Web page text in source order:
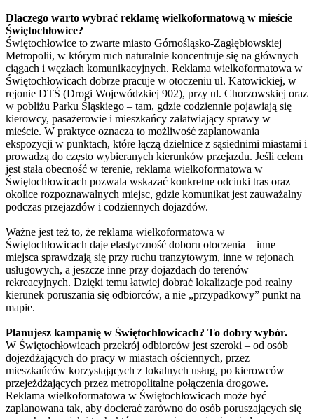
Dlaczego warto wybrać reklamę wielkoformatową w mieście
Świętochłowice?
Świętochłowice to zwarte miasto Górnośląsko-Zagłębiowskiej
Metropolii, w którym ruch naturalnie koncentruje się na głównych
ciągach i węzłach komunikacyjnych. Reklama wielkoformatowa w
Świętochłowicach dobrze pracuje w otoczeniu ul. Katowickiej, w
rejonie DTŚ (Drogi Wojewódzkiej 902), przy ul. Chorzowskiej oraz
w pobliżu Parku Śląskiego – tam, gdzie codziennie pojawiają się
kierowcy, pasażerowie i mieszkańcy załatwiający sprawy w
mieście. W praktyce oznacza to możliwość zaplanowania
ekspozycji w punktach, które łączą dzielnice z sąsiednimi miastami i
prowadzą do często wybieranych kierunków przejazdu. Jeśli celem
jest stała obecność w terenie, reklama wielkoformatowa w
Świętochłowicach pozwala wskazać konkretne odcinki tras oraz
okolice rozpoznawalnych miejsc, gdzie komunikat jest zauważalny
podczas przejazdów i codziennych dojazdów.
Ważne jest też to, że reklama wielkoformatowa w
Świętochłowicach daje elastyczność doboru otoczenia – inne
miejsca sprawdzają się przy ruchu tranzytowym, inne w rejonach
usługowych, a jeszcze inne przy dojazdach do terenów
rekreacyjnych. Dzięki temu łatwiej dobrać lokalizacje pod realny
kierunek poruszania się odbiorców, a nie „przypadkowy” punkt na
mapie.
Planujesz kampanię w Świętochłowicach? To dobry wybór.
W Świętochłowicach przekrój odbiorców jest szeroki – od osób
dojeżdżających do pracy w miastach ościennych, przez
mieszkańców korzystających z lokalnych usług, po kierowców
przejeżdżających przez metropolitalne połączenia drogowe.
Reklama wielkoformatowa w Świętochłowicach może być
zaplanowana tak, aby docierać zarówno do osób poruszających się